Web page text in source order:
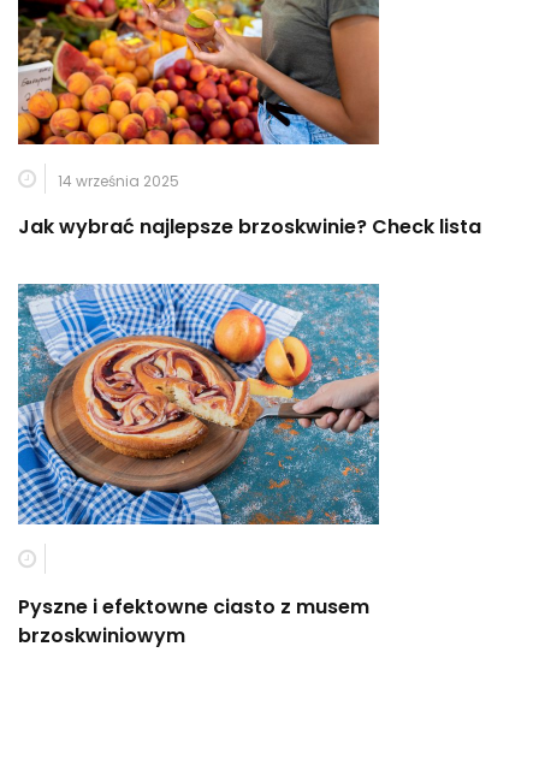
14 września 2025
Jak wybrać najlepsze brzoskwinie? Check lista
Pyszne i efektowne ciasto z musem
brzoskwiniowym